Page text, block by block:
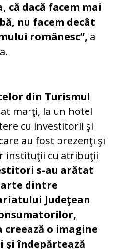
că dacă facem mai
nu facem decât
românesc”, a
din Turismul
marţi, la un hotel
cu investitorii şi
au fost prezenţi şi
instituţii cu atribuţii
s-au arătat
dintre
Judeţean
creează o imagine
îndepărtează